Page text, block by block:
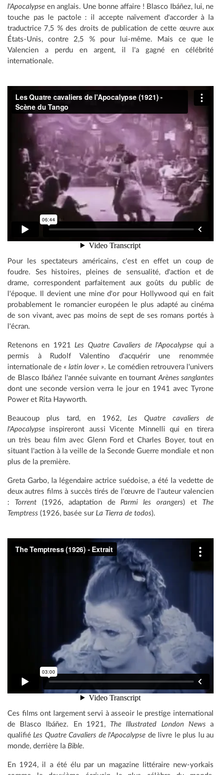
l'Apocalypse en anglais. Une bonne affaire ! Blasco Ibáñez, lui, ne
touche pas le pactole : il accepte naïvement d'accorder à la
traductrice 7,5 % des droits de publication de cette œuvre aux
États-Unis, contre 2,5 % pour lui-même. Mais ce que le
Valencien a perdu en argent, il l'a gagné en célébrité
internationale.
Pour les spectateurs américains, c'est en effet un coup de
foudre. Ses histoires, pleines de sensualité, d'action et de
drame, correspondent parfaitement aux goûts du public de
l'époque. Il devient une mine d'or pour Hollywood qui en fait
probablement le romancier européen le plus adapté au cinéma
de son vivant, avec pas moins de sept de ses romans portés à
l'écran.
Retenons en 1921 Les Quatre Cavaliers de l'Apocalypse qui a
permis à Rudolf Valentino d'acquérir une renommée
internationale de « latin lover ». Le comédien retrouvera l'univers
de Blasco Ibáñez l'année suivante en tournant Arènes sanglantes
dont une seconde version verra le jour en 1941 avec Tyrone
Power et Rita Hayworth.
Beaucoup plus tard, en 1962, Les Quatre cavaliers de
l'Apocalypse inspireront aussi Vicente Minnelli qui en tirera
un très beau film avec Glenn Ford et Charles Boyer, tout en
situant l'action à la veille de la Seconde Guerre mondiale et non
plus de la première.
Greta Garbo, la légendaire actrice suédoise, a été la vedette de
deux autres films à succès tirés de l'œuvre de l'auteur valencien
: Torrent(1926, adaptation de Parmi les orangers) et The
Temptress (1926, basée sur La Tierra de todos).
Ces films ont largement servi à asseoir le prestige international
de Blasco Ibáñez. En 1921, The Illustrated London Newsa
qualifié Les Quatre Cavaliers de l'Apocalypse de livre le plus lu au
monde, derrière la Bible.
En 1924, il a été élu par un magazine littéraire new-yorkais